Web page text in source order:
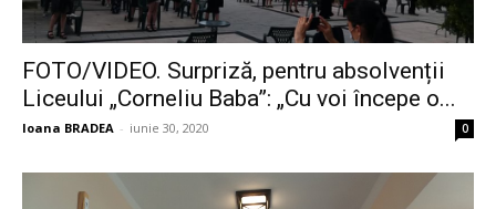
FOTO/VIDEO. Surpriză, pentru absolvenții
Liceului „Corneliu Baba”: „Cu voi începe o...
Ioana BRADEA - iunie 30, 2020 0